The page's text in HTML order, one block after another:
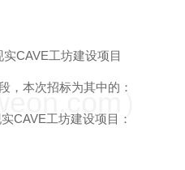
CAVE工坊建设项目
，本次招标为其中的：
CAVE工坊建设项目：
）